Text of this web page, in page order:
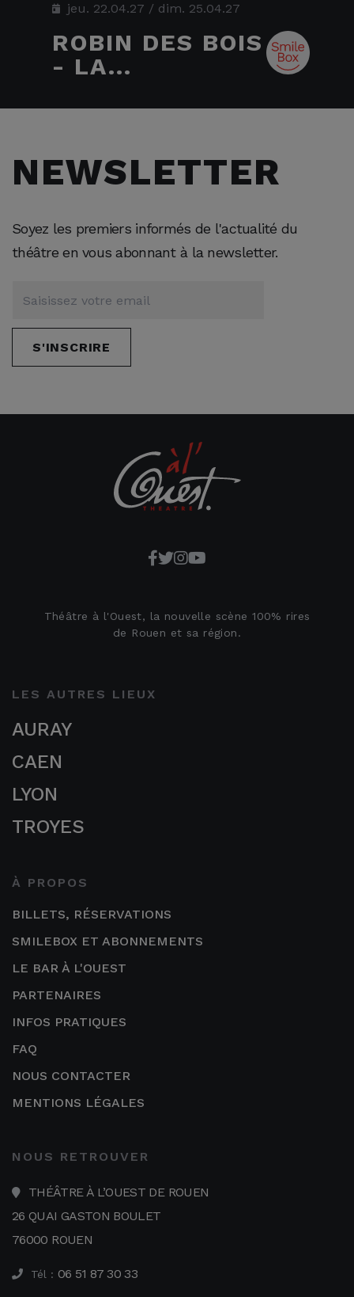
jeu. 22.04.27 / dim. 25.04.27
ROBIN DES BOIS
- LA...
NEWSLETTER
Soyez les premiers informés de l'actualité du
théâtre en vous abonnant à la newsletter.
S'INSCRIRE
Théâtre à l'Ouest, la nouvelle scène 100% rires
de Rouen et sa région.
LES AUTRES LIEUX
AURAY
CAEN
LYON
TROYES
À PROPOS
BILLETS, RÉSERVATIONS
SMILEBOX ET ABONNEMENTS
LE BAR À L'OUEST
PARTENAIRES
INFOS PRATIQUES
FAQ
NOUS CONTACTER
MENTIONS LÉGALES
NOUS RETROUVER
THÉÂTRE À L’OUEST DE ROUEN
26 QUAI GASTON BOULET
76000 ROUEN
Tél : 06 51 87 30 33